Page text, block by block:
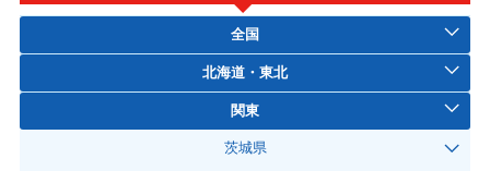
全国
北海道・東北
関東
茨城県